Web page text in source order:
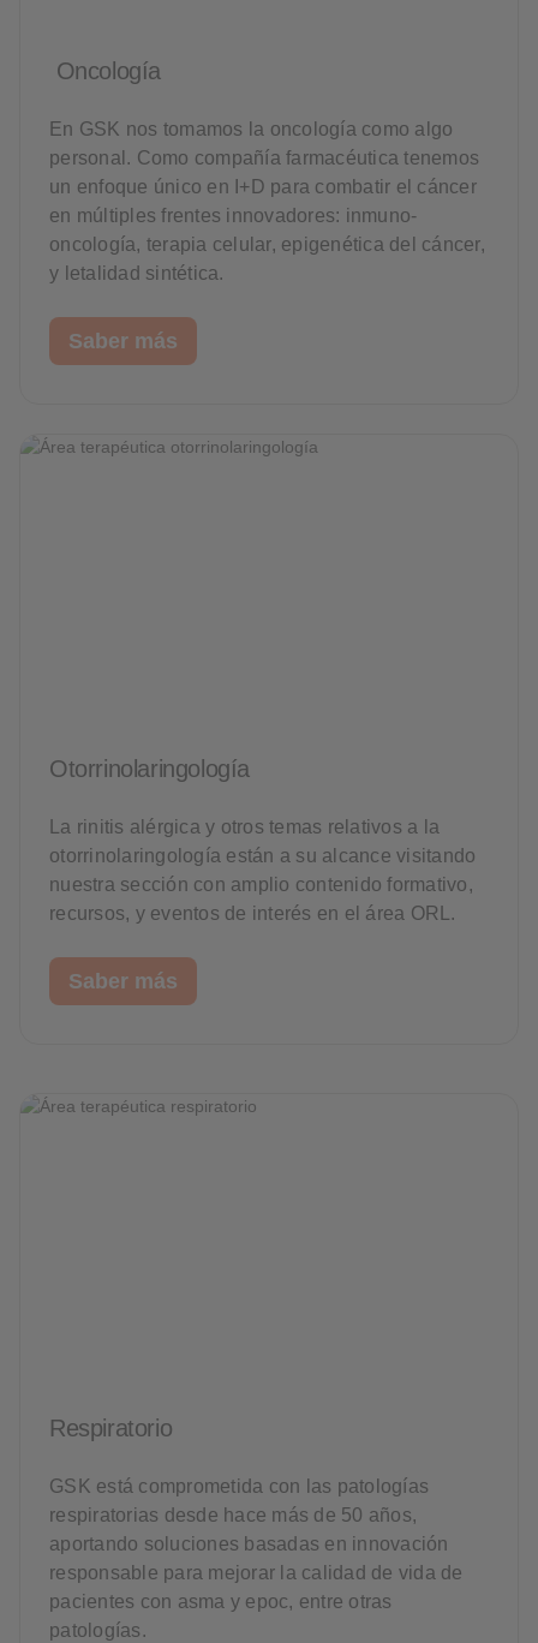
Oncología
En GSK nos tomamos la oncología como algo
personal. Como compañía farmacéutica tenemos
un enfoque único en I+D para combatir el cáncer
en múltiples frentes innovadores: inmuno-
oncología, terapia celular, epigenética del cáncer,
y letalidad sintética.
Saber más
Otorrinolaringología
La rinitis alérgica y otros temas relativos a la
otorrinolaringología están a su alcance visitando
nuestra sección con amplio contenido formativo,
recursos, y eventos de interés en el área ORL.
Saber más
Respiratorio
GSK está comprometida con las patologías
respiratorias desde hace más de 50 años,
aportando soluciones basadas en innovación
responsable para mejorar la calidad de vida de
pacientes con asma y epoc, entre otras
patologías.